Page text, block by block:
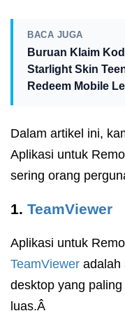
BACA JUGA
Buruan Klaim
Starlight Skin
Redeem Mobile
Dalam artikel ini,
Aplikasi untuk
sering orang
1. TeamViewer
Aplikasi untuk
TeamViewer adalah
desktop yang
luas.Â